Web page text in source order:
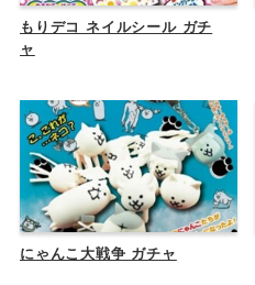
もりデコ ネイルシール ガチ
ャ
にゃんこ大戦争 ガチャ